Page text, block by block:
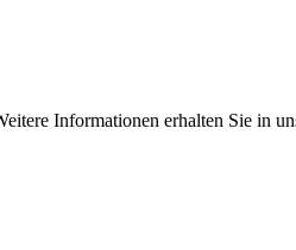
Informationen erhalten Sie in